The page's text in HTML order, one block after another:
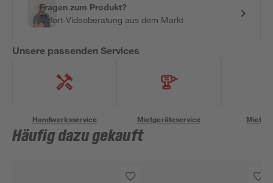
Fragen zum Produkt?
Sofort-Videoberatung aus dem Markt
Unsere passenden Services
Handwerksservice Mietgeräteservice
Häufig dazu gekauft